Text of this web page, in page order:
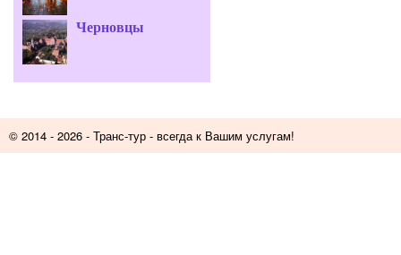
Черновцы
© 2014 - 2026 - Транс-тур - всегда к Вашим услугам!